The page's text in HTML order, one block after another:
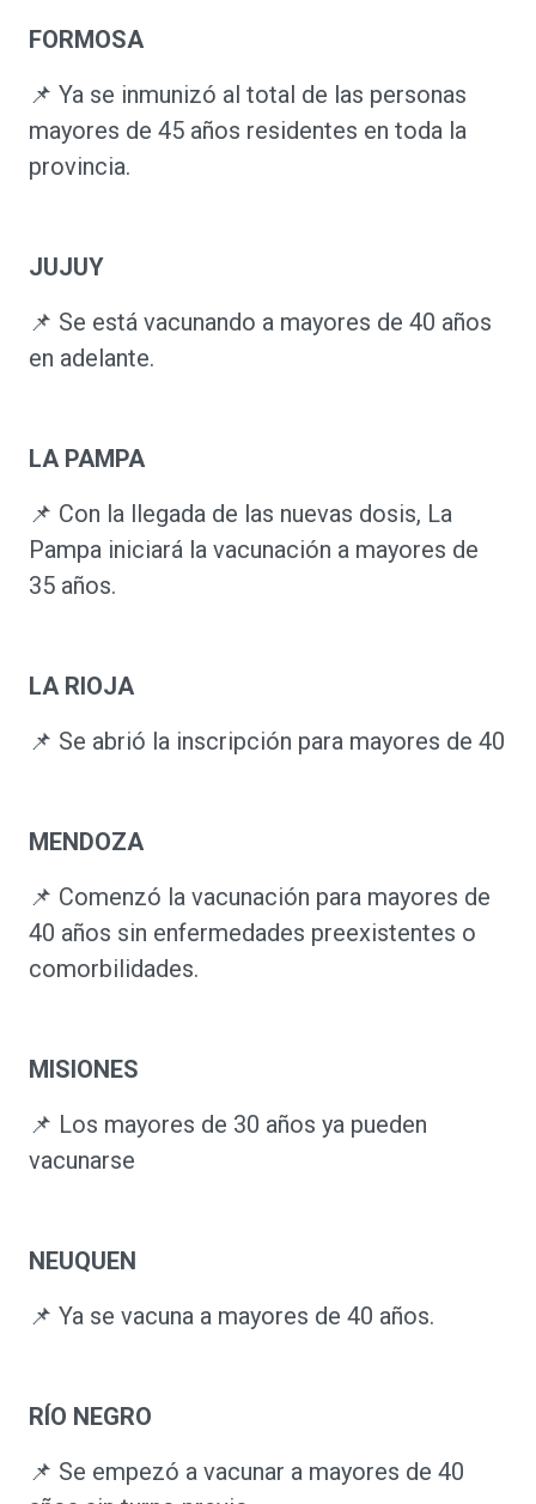
FORMOSA
📌 Ya se inmunizó al total de las personas
mayores de 45 años residentes en toda la
provincia.
JUJUY
📌 Se está vacunando a mayores de 40 años
en adelante.
LA PAMPA
📌 Con la llegada de las nuevas dosis, La
Pampa iniciará la vacunación a mayores de
35 años.
LA RIOJA
📌 Se abrió la inscripción para mayores de 40
MENDOZA
📌 Comenzó la vacunación para mayores de
40 años sin enfermedades preexistentes o
comorbilidades.
MISIONES
📌 Los mayores de 30 años ya pueden
vacunarse
NEUQUEN
📌 Ya se vacuna a mayores de 40 años.
RÍO NEGRO
📌 Se empezó a vacunar a mayores de 40